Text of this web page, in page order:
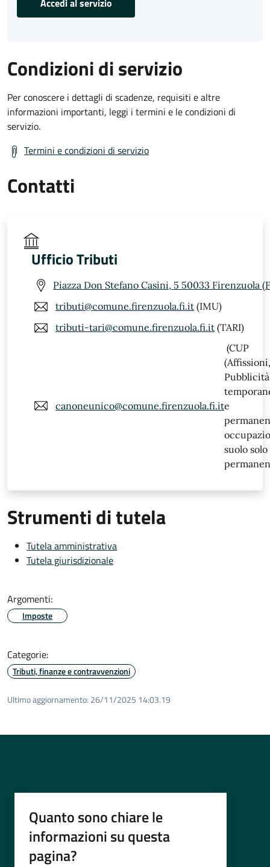
Condizioni di servizio
Per conoscere i dettagli di scadenze, requisiti e altre
informazioni importanti, leggi i termini e le condizioni di
servizio.
Termini e condizioni di servizio
Contatti
Ufficio Tributi
Piazza Don Stefano Casini, 5 50033 Firenzuola
tributi@comune.firenzuola.fi.it (IMU)
tributi-tari@comune.firenzuola.fi.it (TARI)
canoneunico@comune.firenzuola.fi.it
(CUP
(Affissioni,
Pubblicità
e
suolo solo
Strumenti di tutela
Tutela amministrativa
Tutela giurisdizionale
Argomenti:
Imposte
Categorie:
Tributi, finanze e contravvenzioni
Ultimo aggiornamento: 26/11/2025 14:03.19
Quanto sono chiare le
informazioni su questa
pagina?